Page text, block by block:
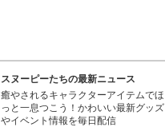
スヌーピーたちの最新ニュース
癒やされるキャラクターアイテムでほ
っと一息つこう！かわいい最新グッズ
やイベント情報を毎日配信